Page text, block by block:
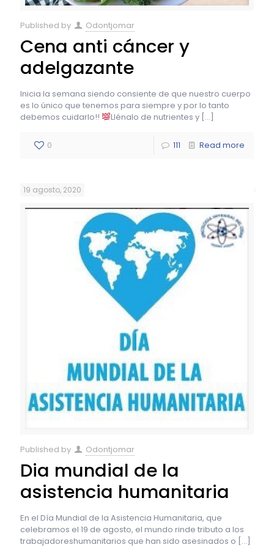
Published by Odontjomar
Cena anti cáncer y
adelgazante
Inicia la semana siendo consiente de que nuestro cuerpo
es lo único que tenemos para siempre y por lo tanto
debemos cuidarlo!!
Llénalo de nutrientes y[…]
0 111 Read more
19 agosto, 2020
Published by Odontjomar
Dia mundial de la
asistencia humanitaria
En el Día Mundial de la Asistencia Humanitaria, que
celebramos el 19 de agosto, el mundo rinde tributo a los
trabajadoreshumanitarios que han sido asesinados o […]